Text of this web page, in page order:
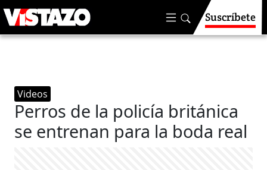
Suscríbete
Videos
Perros de la policía británica
se entrenan para la boda real